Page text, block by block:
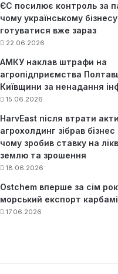
ЄС посилює контроль за
чому українському
готуватися вже зараз
22.06.2026
АМКУ наклав штрафи на
агропідприємства
Київщини за ненадання
15.06.2026
HarvEast після втрати
агрохолдинг зібрав бізнес
чому зробив ставку на
землю та зрошення
18.06.2026
Ostchem вперше за сім
морський експорт
17.06.2026